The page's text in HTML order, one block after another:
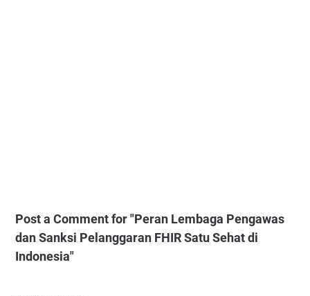
Post a Comment for "Peran Lembaga Pengawas
dan Sanksi Pelanggaran FHIR Satu Sehat di
Indonesia"